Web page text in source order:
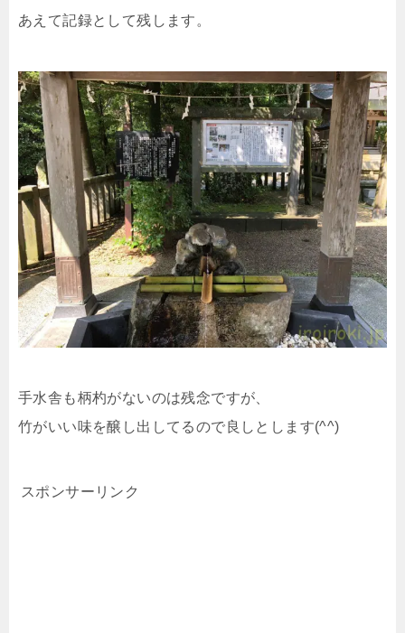
あえて記録として残します。
手水舎も柄杓がないのは残念ですが、
竹がいい味を醸し出してるので良しとします(^^)
スポンサーリンク